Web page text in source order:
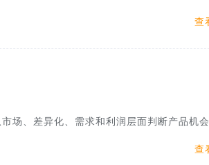
查
场、差异化、需求和利润层面判断产品机会
查